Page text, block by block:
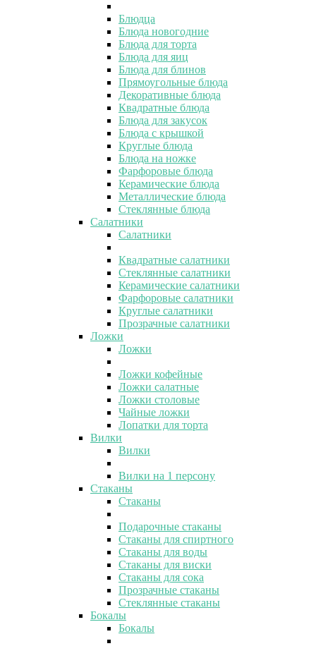
Блюдца
Блюда новогодние
Блюда для торта
Блюда для яиц
Блюда для блинов
Прямоугольные блюда
Декоративные блюда
Квадратные блюда
Блюда для закусок
Блюда с крышкой
Круглые блюда
Блюда на ножке
Фарфоровые блюда
Керамические блюда
Металлические блюда
Стеклянные блюда
Салатники
Салатники
Квадратные салатники
Стеклянные салатники
Керамические салатники
Фарфоровые салатники
Круглые салатники
Прозрачные салатники
Ложки
Ложки
Ложки кофейные
Ложки салатные
Ложки столовые
Чайные ложки
Лопатки для торта
Вилки
Вилки
Вилки на 1 персону
Стаканы
Стаканы
Подарочные стаканы
Стаканы для спиртного
Стаканы для воды
Стаканы для виски
Стаканы для сока
Прозрачные стаканы
Стеклянные стаканы
Бокалы
Бокалы